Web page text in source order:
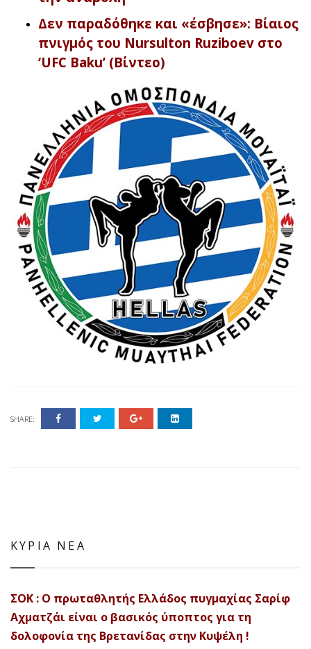
Δεν παραδόθηκε και «έσβησε»: Βίαιος
πνιγμός του Nursulton Ruziboev στο
‘UFC Baku’ (Βίντεο)
SHARE:
ΚΥΡΙΑ ΝΕΑ
ΣΟΚ : Ο πρωταθλητής Ελλάδος πυγμαχίας Σαρίφ
Αχματζάι είναι ο βασικός ύποπτος για τη
δολοφονία της Βρετανίδας στην Κυψέλη !